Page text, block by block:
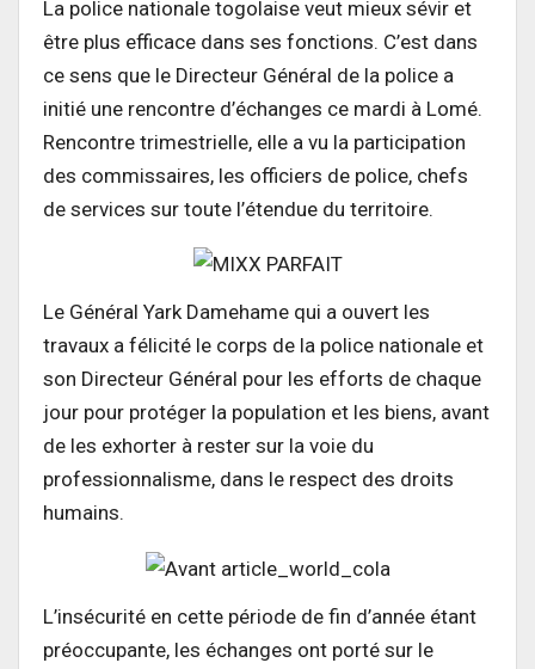
La police nationale togolaise veut mieux sévir et
être plus efficace dans ses fonctions. C’est dans
ce sens que le Directeur Général de la police a
initié une rencontre d’échanges ce mardi à Lomé.
Rencontre trimestrielle, elle a vu la participation
des commissaires, les officiers de police, chefs
de services sur toute l’étendue du territoire.
Le Général Yark Damehame qui a ouvert les
travaux a félicité le corps de la police nationale et
son Directeur Général pour les efforts de chaque
jour pour protéger la population et les biens, avant
de les exhorter à rester sur la voie du
professionnalisme, dans le respect des droits
humains.
L’insécurité en cette période de fin d’année étant
préoccupante, les échanges ont porté sur le